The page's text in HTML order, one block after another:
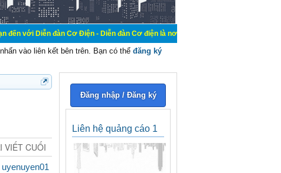
đàn Cơ Điện - Diễn đàn Cơ điện là nơi chia sẽ kiến thức kinh nghiệm trong
vào liên kết bên trên. Bạn có thể đăng ký
VIẾT CUỐI
uyenuyen01
Đăng nhập / Đăng ký
Liên hệ quảng cáo 1